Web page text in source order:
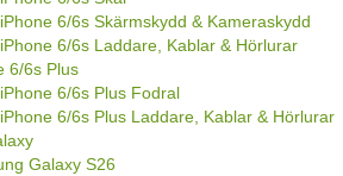
iPhone 6/6s Skärmskydd & Kameraskydd
iPhone 6/6s Laddare, Kablar & Hörlurar
6/6s Plus
iPhone 6/6s Plus Fodral
iPhone 6/6s Plus Laddare, Kablar & Hörlurar
Galaxy S26